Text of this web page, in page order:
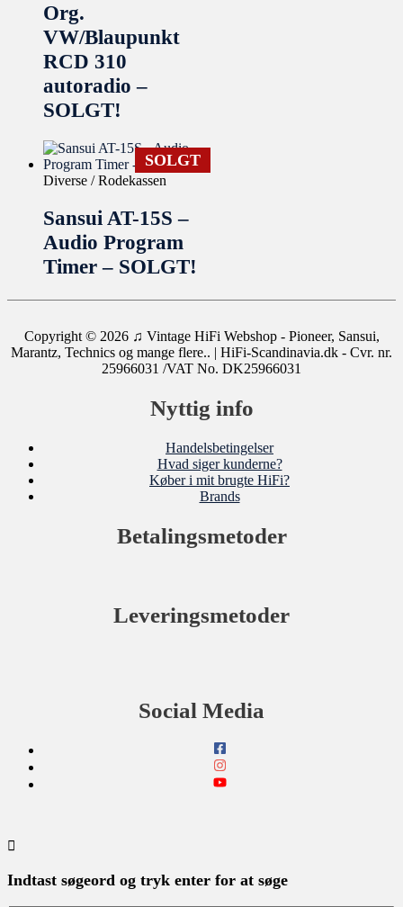
Org.
VW/Blaupunkt
RCD 310
autoradio –
SOLGT!
SOLGT
Diverse / Rodekassen
Sansui AT-15S –
Audio Program
Timer – SOLGT!
Copyright © 2026 ♫ Vintage HiFi Webshop - Pioneer, Sansui,
Marantz, Technics og mange flere.. | HiFi-Scandinavia.dk - Cvr. nr.
25966031 /VAT No. DK25966031
Nyttig info
Handelsbetingelser
Hvad siger kunderne?
Køber i mit brugte HiFi?
Brands
Betalingsmetoder
Leveringsmetoder
Social Media
Indtast søgeord og tryk enter for at søge